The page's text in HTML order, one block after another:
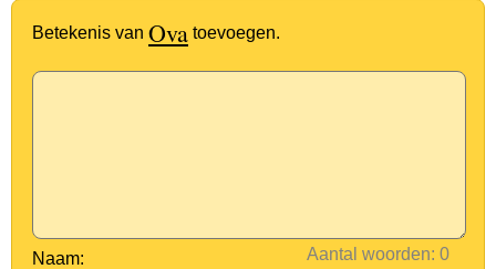
Betekenis van Ova toevoegen.
Aantal woorden:
Naam: